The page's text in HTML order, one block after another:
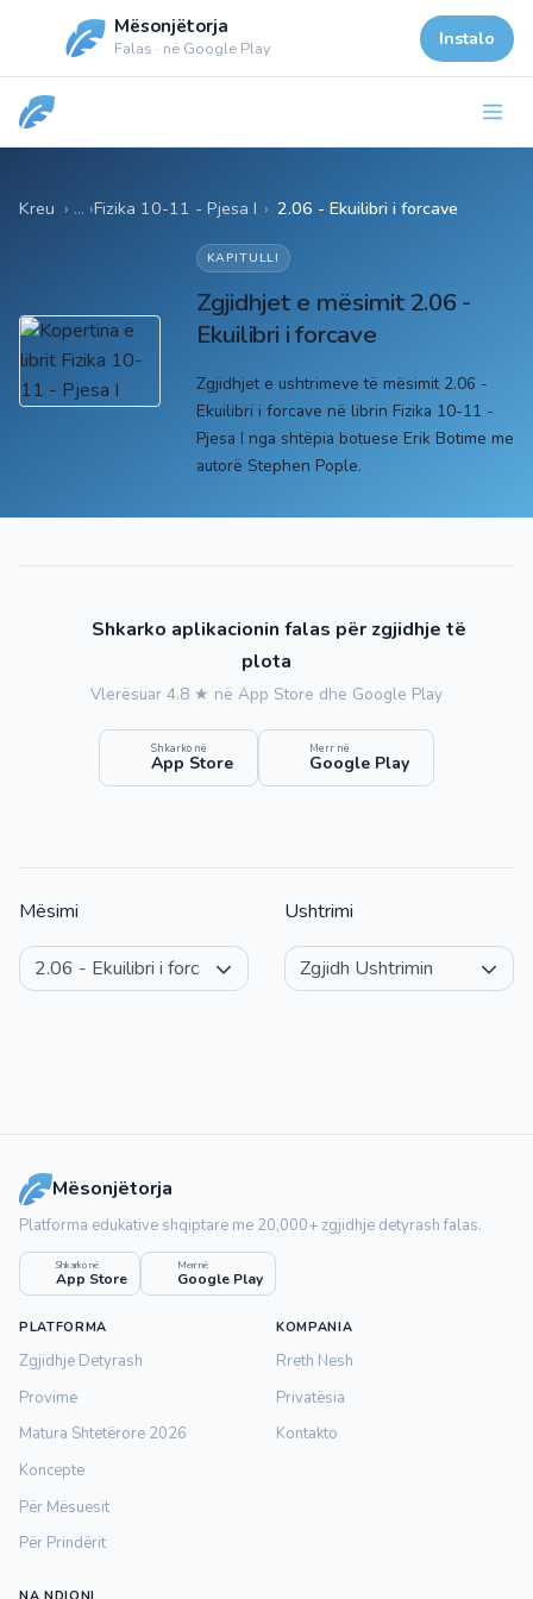
Mësonjëtorja
Falas · në Google Play Instalo
Kreu Fizika 10-11 - Pjesa I › 2.06 - Ekuilibri i forcave
KAPITULLI
Zgjidhjet e mësimit 2.06 -
Ekuilibri i forcave
Zgjidhjet e ushtrimeve të mësimit 2.06 -
Ekuilibri i forcave në librin Fizika 10-11 -
Pjesa I nga shtëpia botuese Erik Botime me
autorë Stephen Pople.
Shkarko aplikacionin falas për zgjidhje të
plota
Vlerësuar 4.8 ★ në App Store dhe Google Play
Shkarko në
App Store
Merr në
Google Play
Mësimi Ushtrimi
Mësonjëtorja
Platforma edukative shqiptare me 20,000+ zgjidhje detyrash falas.
Shkarko në
App Store
Merr në
Google Play
PLATFORMA
Zgjidhje Detyrash
Provime
Matura Shtetërore 2026
Koncepte
Për Mësuesit
Për Prindërit
KOMPANIA
Rreth Nesh
Privatësia
Kontakto